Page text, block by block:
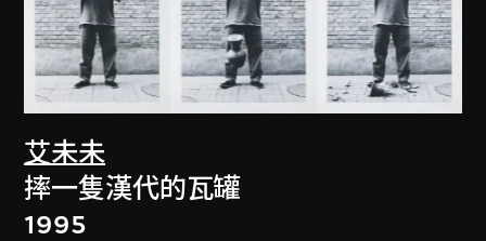
艾未未
摔一隻漢代的瓦罐
1995